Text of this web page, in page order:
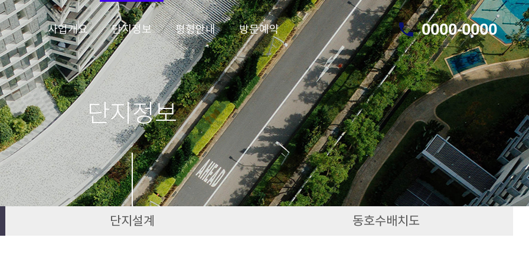
사업개요 단지정보 평형안내 방문예약 call 0000-0000
단지정보
단지설계 동호수배치도